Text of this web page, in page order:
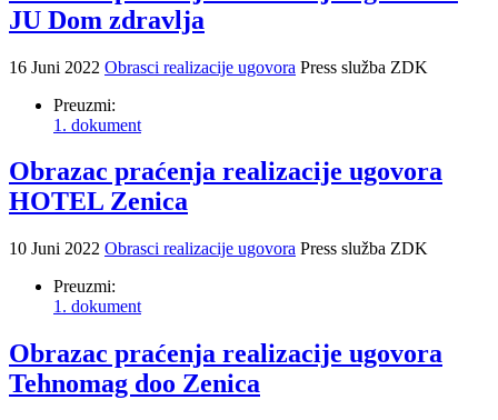
JU Dom zdravlja
16 Juni 2022 Obrasci realizacije ugovora Press služba ZDK
Preuzmi:
1. dokument
Obrazac praćenja realizacije ugovora
HOTEL Zenica
10 Juni 2022 Obrasci realizacije ugovora Press služba ZDK
Preuzmi:
1. dokument
Obrazac praćenja realizacije ugovora
Tehnomag doo Zenica